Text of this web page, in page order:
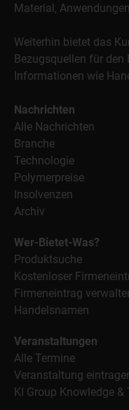
Material,
Weiterhin bietet das
Bezugsquellen für
Informationen wie
Nachrichten
Alle Nachrichten
Branche
Technologie
Polymerpreise
Insolvenzen
Archiv
Wer-Bietet-Was?
Produktsuche
Kostenloser
Firmeneintrag
Handelsnamen
Veranstaltungen
Alle Termine
Veranstaltung
KI Group Knowledge &